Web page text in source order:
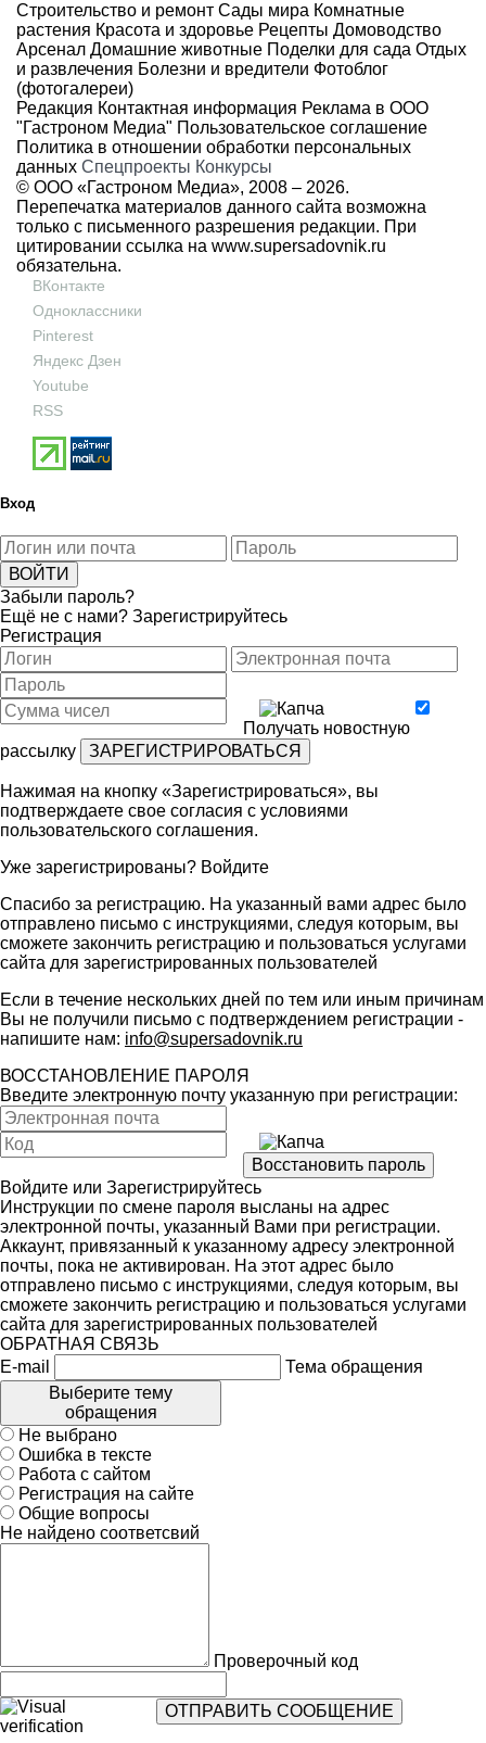
Строительство и ремонт Сады мира Комнатные
растения Красота и здоровье Рецепты Домоводство
Арсенал Домашние животные Поделки для сада Отдых
и развлечения Болезни и вредители Фотоблог
(фотогалереи)
Редакция Контактная информация Реклама в ООО
"Гастроном Медиа" Пользовательское соглашение
Политика в отношении обработки персональных
данных Спецпроекты Конкурсы
© ООО «Гастроном Медиа», 2008 – 2026.
Перепечатка материалов данного сайта возможна
только с письменного разрешения редакции. При
цитировании ссылка на www.supersadovnik.ru
обязательна.
ВКонтакте
Одноклассники
Pinterest
Яндекс Дзен
Youtube
RSS
Вход
Забыли пароль?
Ещё не с нами? Зарегистрируйтесь
Регистрация
Получать новостную
рассылку
Нажимая на кнопку «Зарегистрироваться», вы
подтверждаете свое согласия с условиями
пользовательского соглашения.
Уже зарегистрированы? Войдите
Спасибо за регистрацию. На указанный вами адрес было
отправлено письмо с инструкциями, следуя которым, вы
сможете закончить регистрацию и пользоваться услугами
сайта для зарегистрированных пользователей
Если в течение нескольких дней по тем или иным причинам
Вы не получили письмо с подтверждением регистрации -
напишите нам: info@supersadovnik.ru
ВОССТАНОВЛЕНИЕ ПАРОЛЯ
Введите электронную почту указанную при регистрации:
Войдите или Зарегистрируйтесь
Инструкции по смене пароля высланы на адрес
электронной почты, указанный Вами при регистрации.
Аккаунт, привязанный к указанному адресу электронной
почты, пока не активирован. На этот адрес было
отправлено письмо с инструкциями, следуя которым, вы
сможете закончить регистрацию и пользоваться услугами
сайта для зарегистрированных пользователей
ОБРАТНАЯ СВЯЗЬ
E-mail
Тема обращения
Выберите тему
обращения
Не выбрано
Ошибка в тексте
Работа с сайтом
Регистрация на сайте
Общие вопросы
Не найдено соответсвий
Проверочный код